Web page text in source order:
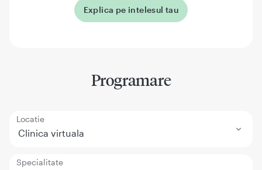
Explica pe intelesul tau
Programare
Locatie
Clinica virtuala
Specialitate